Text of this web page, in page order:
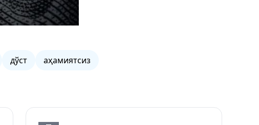
дўст аҳамиятсиз